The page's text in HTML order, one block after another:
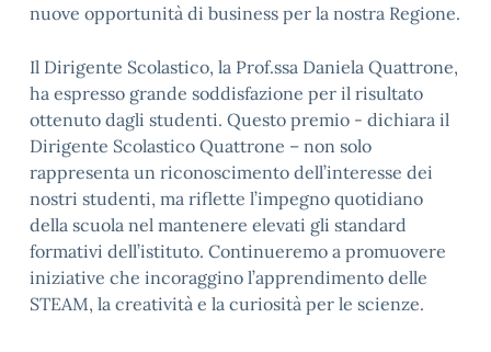
nuove opportunità di business per la nostra Regione.
Il Dirigente Scolastico, la Prof.ssa Daniela Quattrone,
ha espresso grande soddisfazione per il risultato
ottenuto dagli studenti. Questo premio - dichiara il
Dirigente Scolastico Quattrone – non solo
rappresenta un riconoscimento dell’interesse dei
nostri studenti, ma riflette l’impegno quotidiano
della scuola nel mantenere elevati gli standard
formativi dell’istituto. Continueremo a promuovere
iniziative che incoraggino l’apprendimento delle
STEAM, la creatività e la curiosità per le scienze.